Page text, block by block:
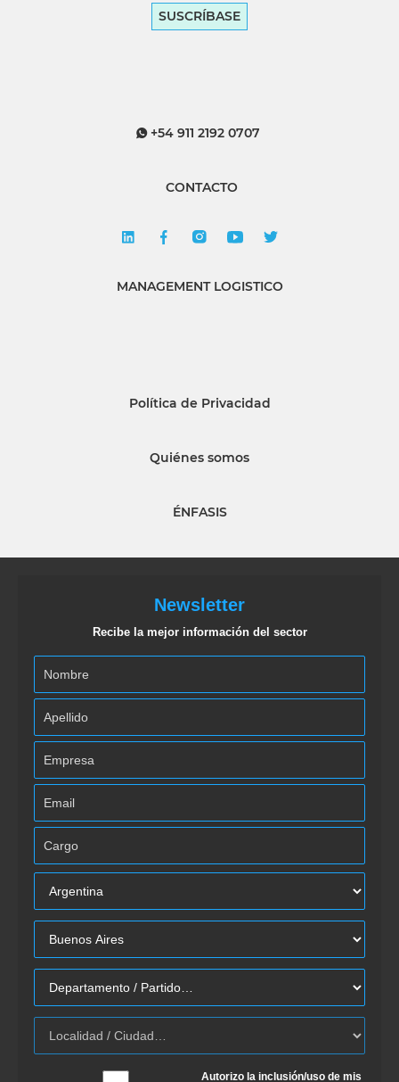
SUSCRÍBASE
+54 911 2192 0707
CONTACTO
MANAGEMENT LOGISTICO
Política de Privacidad
Quiénes somos
ÉNFASIS
Newsletter
Recibe la mejor información del sector
Autorizo la inclusión/uso de mis